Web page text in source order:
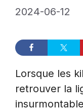
2024-06-12
Lorsque les
retrouver la